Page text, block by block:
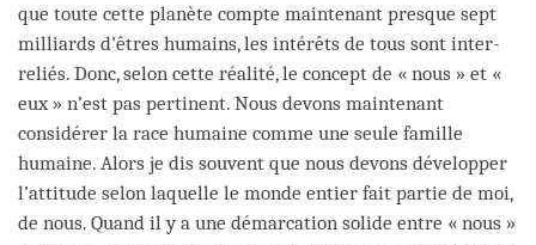
que toute cette planète compte maintenant presque sept
milliards d’êtres humains, les intérêts de tous sont inter-
reliés. Donc, selon cette réalité, le concept de « nous » et «
eux » n’est pas pertinent. Nous devons maintenant
considérer la race humaine comme une seule famille
humaine. Alors je dis souvent que nous devons développer
l’attitude selon laquelle le monde entier fait partie de moi,
de nous. Quand il y a une démarcation solide entre « nous »